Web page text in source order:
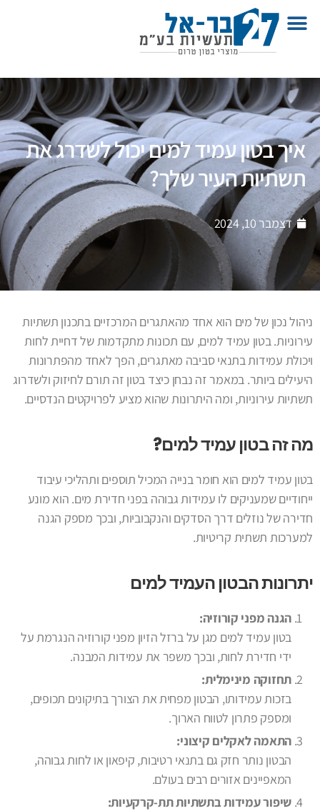
איך בטון עמיד למים יכול לשדרג את
תשתיות העיר שלך?
דצמבר 10, 2024
ניהול נכון של מים הוא אחד מהאתגרים המרכזיים בתכנון תשתיות
עירוניות. בטון עמיד למים, עם תכונות מתקדמות של דחיית לחות
ויכולת עמידות בתנאי סביבה מאתגרים, הפך לאחד מהפתרונות
היעילים ביותר. במאמר זה נבחן כיצד בטון זה תורם לחיזוק ולשדרוג
תשתיות עירוניות, ומה היתרונות שהוא מציע לפרויקטים הנדסיים.
מה זה בטון עמיד למים?
בטון עמיד למים הוא חומר בנייה המכיל תוספים ותהליכי עיבוד
ייחודיים שמעניקים לו עמידות גבוהה בפני חדירת מים. הוא מונע
חדירה של נוזלים דרך הסדקים והנקבוביות, ובכך מספק הגנה
למערכות תשתית קריטיות.
יתרונות הבטון העמיד למים
הגנה מפני קורוזיה:
בטון עמיד למים מגן על ברזל הזיון מפני קורוזיה הנגרמת על
ידי חדירת לחות, ובכך משפר את עמידות המבנה.
תחזוקה מינימלית:
בזכות עמידותו, הבטון מפחית את הצורך בתיקונים תכופים,
ומספק פתרון לטווח הארוך.
התאמה לאקלים קיצוני:
הבטון נותר חזק גם בתנאי רטיבות, קיפאון או לחות גבוהה,
המאפיינים אזורים רבים בעולם.
שיפור עמידות בתשתיות תת-קרקעיות: